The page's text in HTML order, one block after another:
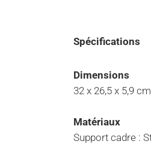
Spécifications
Dimensions
32 x 26,5 x 5,9 cm
Matériaux
Support cadre :